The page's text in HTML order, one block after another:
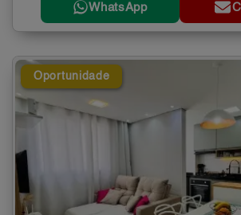
WhatsApp
Oportunidade